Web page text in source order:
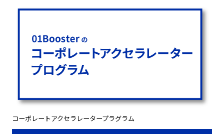
コーポレートアクセラレータープラグラム